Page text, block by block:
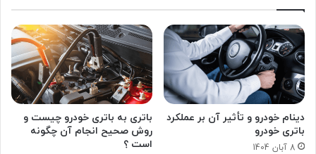
دینام خودرو و تأثیر آن بر عملکرد
باتری خودرو
8 آبان 1404
باتری به باتری خودرو چیست و
روش صحیح انجام آن چگونه
است ؟